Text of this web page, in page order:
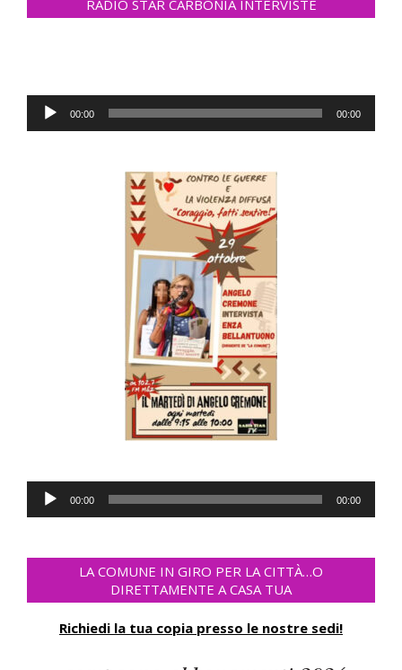
RADIO STAR CARBONIA INTERVISTE
Audio
Player
00:00 00:00
Audio
Player
00:00 00:00
LA COMUNE IN GIRO PER LA CITTÀ…O
DIRETTAMENTE A CASA TUA
Richiedi la tua copia presso le nostre sedi!